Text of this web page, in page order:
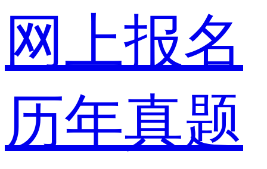
网上报名
历年真题